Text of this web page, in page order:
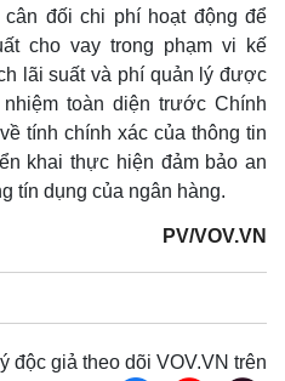
đối chi phí hoạt động để
cho vay trong phạm vi kế
lãi suất và phí quản lý được
toàn diện trước Chính
tính chính xác của thông tin
khai thực hiện đảm bảo an
tín dụng của ngân hàng.
PV/VOV.VN
độc giả theo dõi VOV.VN trên